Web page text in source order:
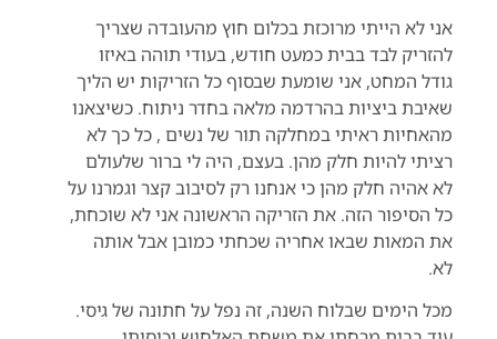
אני לא הייתי מרוכזת בכלום חוץ מהעובדה שצריך
להזריק לבד בבית כמעט חודש, בעודי תוהה באיזו
גודל המחט, אני שומעת שבסוף כל הזריקות יש הליך
שאיבת ביציות בהרדמה מלאה בחדר ניתוח. כשיצאנו
מהאחיות ראיתי במחלקה תור של נשים , כל כך לא
רציתי להיות חלק מהן. בעצם, היה לי ברור שלעולם
לא אהיה חלק מהן כי אנחנו רק לסיבוב קצר וגמרנו על
כל הסיפור הזה. את הזריקה הראשונה אני לא שוכחת,
את המאות שבאו אחריה שכחתי כמובן אבל אותה
לא.
מכל הימים שבלוח השנה, זה נפל על חתונה של גיסי.